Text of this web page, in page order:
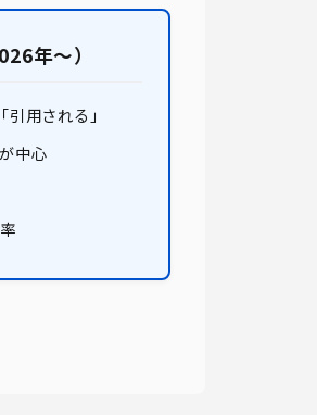
年～）
用される」
中心